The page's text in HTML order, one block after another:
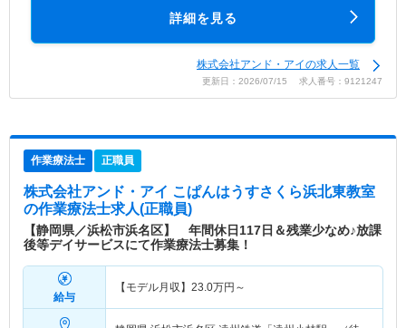
詳細を見る
株式会社アンド・アイの求人一覧
更新日：2026/07/15 求人番号：9121247
作業療法士 正職員
株式会社アンド・アイ こぱんはうすさくら浜北東教室
の作業療法士求人(正職員)
【静岡県／浜松市浜名区】 年間休日117日＆残業少なめ♪放課
後等デイサービスにて作業療法士募集！
給与
【モデル月収】 23.0万円～